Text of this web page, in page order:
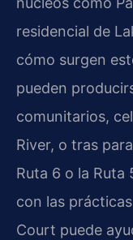
residencial de
cómo surgen
pueden
comunitarios,
River, o tras
Ruta 6 o la Ruta
con las
Court puede